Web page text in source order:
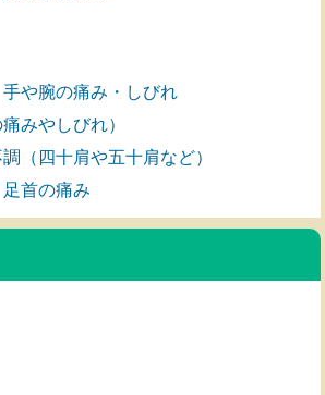
や腕の痛み・しびれ
みやしびれ）
（四十肩や五十肩など）
首の痛み